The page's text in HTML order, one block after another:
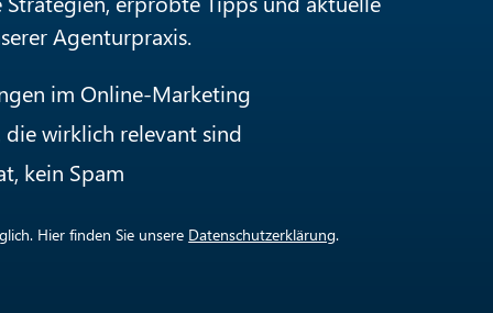
Agenturpraxis.
im Online-Marketing
die wirklich relevant sind
kein Spam
Hier finden Sie unsere Datenschutzerklärung.